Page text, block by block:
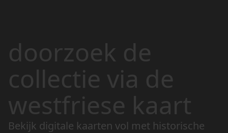
doorzoek de
collectie via de
westfriese kaart
Bekijk digitale kaarten vol met historische